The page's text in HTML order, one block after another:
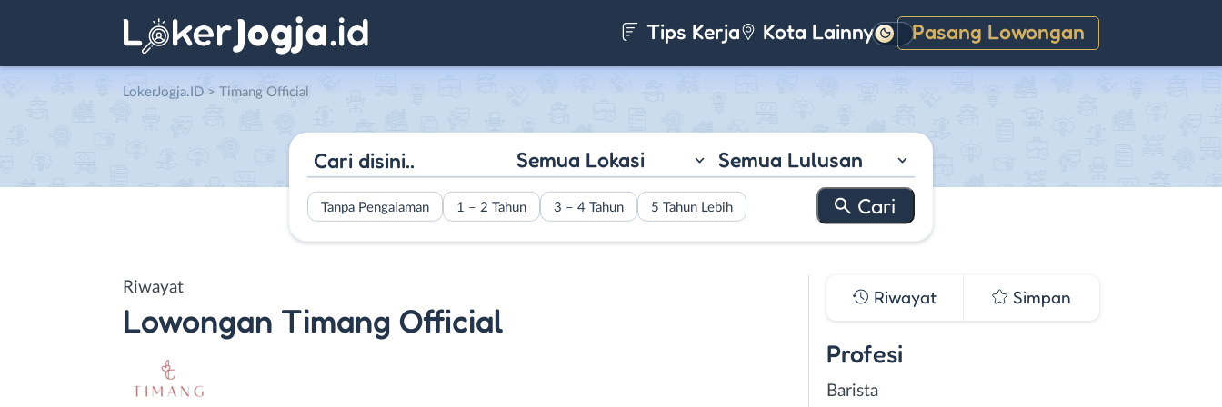
Tips Kerja Kota Lainnya Pasang Lowongan
Gelap
LokerJogja.ID > Timang Official
Semua Lokasi Semua Lulusan
Tanpa Pengalaman 1 – 2 Tahun 3 – 4 Tahun 5 Tahun Lebih
Riwayat
Lowongan Timang Official
Riwayat Simpan
Profesi
Barista